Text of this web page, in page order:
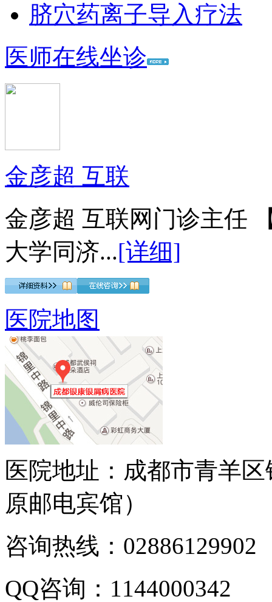
脐穴药离子导入疗法
医师在线坐诊
金彦超 互联
金彦超 互联网门诊主任
大学同济...[详细]
医院地图
医院地址：成都市青羊
原邮电宾馆）
咨询热线：02886129902
QQ咨询：1144000342